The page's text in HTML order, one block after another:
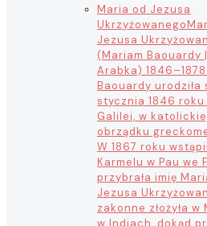
Maria od Jezusa
Ukrzyżowanego
Jezusa
(Mariam Baouardy |
Arabka)
Baouardy urodziła
stycznia 1846 roku
Galilei, w
obrządku
W 1867 roku
Karmelu w Pau we
przybrała imię
Jezusa
zakonne złożyła w
w Indiach, dokąd